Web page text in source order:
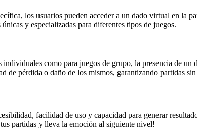
los usuarios pueden acceder a un dado virtual en la
y especializadas para diferentes tipos de juegos.
como para juegos de grupo, la presencia de
pérdida o daño de los mismos, garantizando partidas
facilidad de uso y capacidad para generar
partidas y lleva la emoción al siguiente nivel!